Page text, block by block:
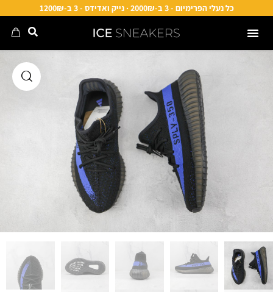
כל נעלי הפרימיום - 3 ב-2000₪ · נייק ואדידס - 3 ב-1200₪